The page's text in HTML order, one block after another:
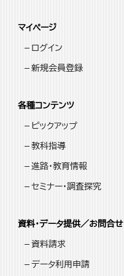
マイページ
ログイン
新規会員登録
各種コンテンツ
ピックアップ
教科指導
進路・教育情報
セミナー・調査探究
資料・データ提供／お問合せ
資料請求
データ利用申請